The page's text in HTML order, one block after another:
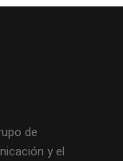
de
y el